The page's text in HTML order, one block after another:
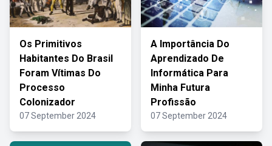
Os Primitivos
Habitantes Do Brasil
Foram Vítimas Do
Processo
Colonizador
07 September 2024
A Importância Do
Aprendizado De
Informática Para
Minha Futura
Profissão
07 September 2024